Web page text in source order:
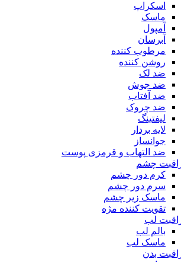
اسکراپ
ماسک
آمپول
آبرسان
مرطوب کننده
روشن کننده
ضد لک
ضد جوش
ضد آفتاب
ضد چروک
لیفتینگ
لایه بردار
جوانساز
ضد التهاب و قرمزی پوست
چشم
کرم دور چشم
سرم دور چشم
ماسک زیر چشم
تقویت کننده مژه
لب
بالم لب
ماسک لب
بدن